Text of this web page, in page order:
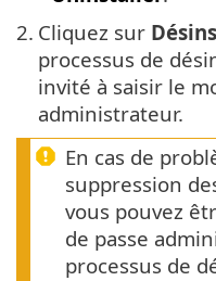
2. Cliquez sur
processus de
invité à saisir le
administrateur.
En cas de
suppression
vous pouvez
de passe
processus de